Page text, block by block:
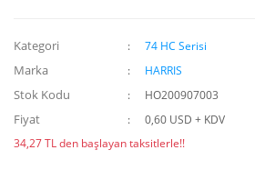
Kategori 74 HC Serisi
Marka HARRIS
Stok Kodu HO200907003
Fiyat
0,60 USD + KDV
34,27 TL den başlayan taksitlerle!!